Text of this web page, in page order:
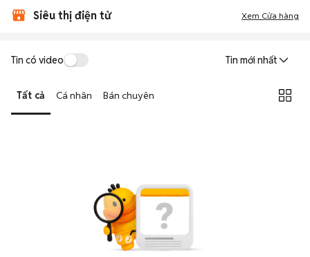
Siêu thị điện tử Xem Cửa hàng
Tin có video Tin mới nhất
Tất cả Cá nhân Bán chuyên